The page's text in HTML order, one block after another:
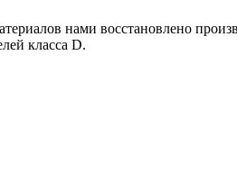
нами восстановлено
класса D.